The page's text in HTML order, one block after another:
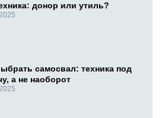
донор или утиль?
самосвал: техника под
а не наоборот